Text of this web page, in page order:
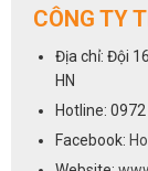
2.2.Tranh đá giúp
nghĩa phong thủy,
thay đổi vận khí
nên có tác dụng
đem đến nguồn
CÔNG TY
Địa chỉ: Đội
HN
Hotline:
Facebook: